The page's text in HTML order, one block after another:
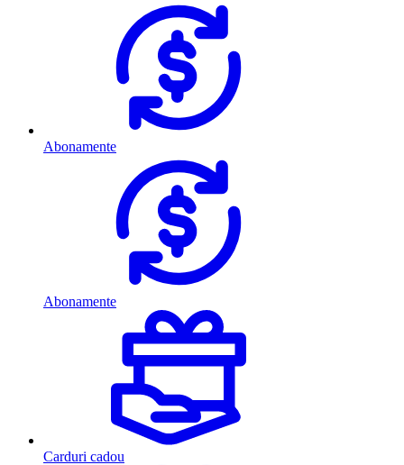
Abonamente
Abonamente
Carduri cadou